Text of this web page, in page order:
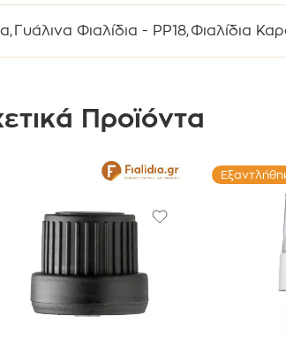
, Γυάλινα Φιαλίδια - PP18,Φιαλίδια
Προϊόντα